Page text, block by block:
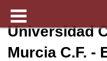
Universidad
Murcia C.F. -